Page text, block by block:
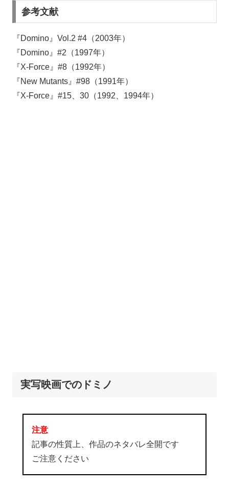
参考文献
『Domino』Vol.2 #4（2003年）
『Domino』#2（1997年）
『X-Force』#8（1992年）
『New Mutants』#98（1991年）
『X-Force』#15、30（1992、1994年）
実写映画でのドミノ
注意
記事の性質上、作品のネタバレ全開です
ご注意ください